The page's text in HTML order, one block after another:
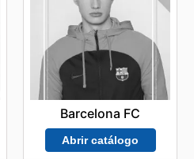
Barcelona FC
Abrir catálogo